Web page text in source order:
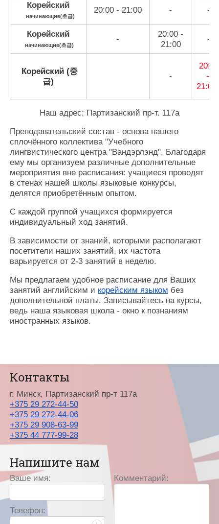
Корейский
начинающие(초급)
20:00 - 21:00 - -
Корейский
начинающие(초급)
-
20:00 -
21:00
-
Корейский (중
급)
-
20:00
–
Наш адрес: Партизанский пр-т. 117а
Преподавательский состав - основа нашего
сплочённого коллектива "Учебного
лингвистического центра "Вандэрлэнд". Благодаря
ему мы организуем различные дополнительные
мероприятия вне расписания: учащиеся проводят
в стенах нашей школы языковые конкурсы,
делятся приобретённым опытом.
С каждой группой учащихся формируется
индивидуальный ход занятий.
В зависимости от знаний, которыми располагают
посетители наших занятий, их частота
варьируется от 2-3 занятий в неделю.
Мы предлагаем удобное расписание для Ваших
занятий английским и корейским языком без
дополнительной платы. Записывайтесь на курсы,
ведь наша языковая школа - окно к познаниям
иностранных языков.
Контакты
г. Минск, Партизанский пр-т 117а
+375 29 272‑44‑50
+375 29 272‑44‑06
+375 29 908‑63‑99
+375 44 777‑99‑28
Напишите нам
Ваше имя:
Телефон:
Комментарий: